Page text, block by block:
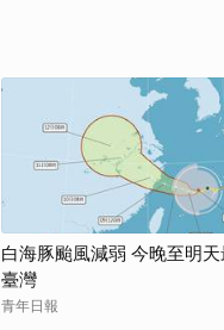
白海豚颱風減弱 今晚至明
臺灣
青年日報